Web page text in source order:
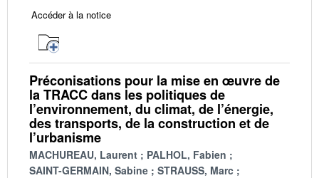
Accéder à la notice
Préconisations pour la mise en œuvre de
la TRACC dans les politiques de
l’environnement, du climat, de l’énergie,
des transports, de la construction et de
l’urbanisme
MACHUREAU, Laurent
PALHOL, Fabien
SAINT-GERMAIN, Sabine
STRAUSS, Marc